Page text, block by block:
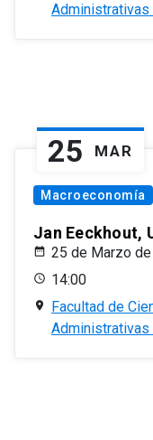
Administrativas
25 MAR
Macroeconomía
Jan Eeckhout,
25 de Marzo
14:00
Facultad de
Administrativas